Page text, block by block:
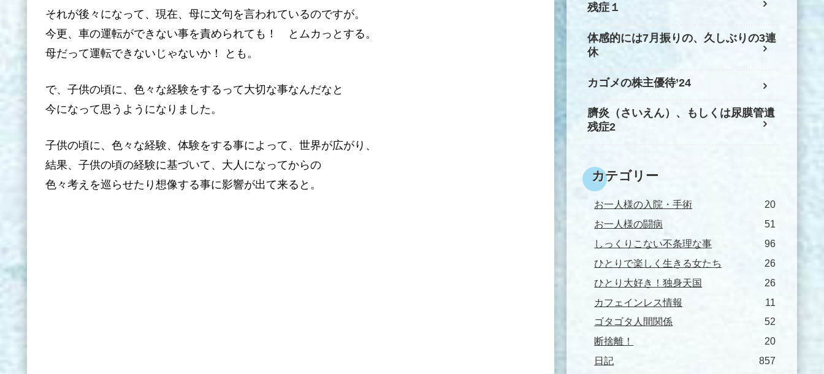
それが後々になって、現在、母に文句を言われているのですが。
今更、車の運転ができない事を責められても！ とムカっとする。
母だって運転できないじゃないか！ とも。
で、子供の頃に、色々な経験をするって大切な事なんだなと
今になって思うようになりました。
子供の頃に、色々な経験、体験をする事によって、世界が広がり、
結果、子供の頃の経験に基づいて、大人になってからの
色々考えを巡らせたり想像する事に影響が出て来ると。
残症１
体感的には7月振りの、久しぶりの3連
休
カゴメの株主優待’24
臍炎（さいえん）、もしくは尿膜管遺
残症2
カテゴリー
お一人様の入院・手術
20
お一人様の闘病
51
しっくりこない不条理な事
96
ひとりで楽しく生きる女たち
26
ひとり大好き！独身天国
26
カフェインレス情報
11
ゴタゴタ人間関係
52
断捨離！
20
日記
857